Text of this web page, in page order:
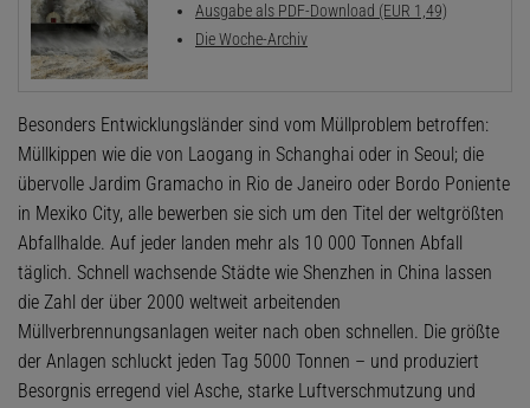
Ausgabe als PDF-Download (EUR 1,49)
Die Woche-Archiv
Besonders Entwicklungsländer sind vom Müllproblem betroffen:
Müllkippen wie die von Laogang in Schanghai oder in Seoul; die
übervolle Jardim Gramacho in Rio de Janeiro oder Bordo Poniente
in Mexiko City, alle bewerben sie sich um den Titel der weltgrößten
Abfallhalde. Auf jeder landen mehr als 10 000 Tonnen Abfall
täglich. Schnell wachsende Städte wie Shenzhen in China lassen
die Zahl der über 2000 weltweit arbeitenden
Müllverbrennungsanlagen weiter nach oben schnellen. Die größte
der Anlagen schluckt jeden Tag 5000 Tonnen – und produziert
Besorgnis erregend viel Asche, starke Luftverschmutzung und